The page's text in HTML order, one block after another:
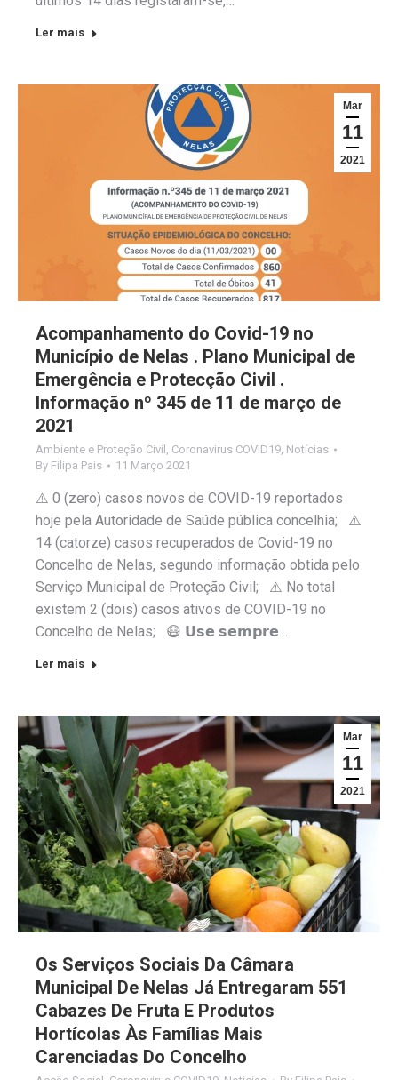
Ler mais
Mar
11
2021
Acompanhamento do Covid-19 no
Município de Nelas . Plano Municipal de
Emergência e Protecção Civil .
Informação nº 345 de 11 de março de
2021
Ambiente e Proteção Civil Coronavirus COVID19 Notícias
By Filipa Pais 11 Março 2021
⚠️ 0 (zero) casos novos de COVID-19 reportados
hoje pela Autoridade de Saúde pública concelhia; ⚠️
14 (catorze) casos recuperados de Covid-19 no
Concelho de Nelas, segundo informação obtida pelo
Serviço Municipal de Proteção Civil; ⚠️ No total
existem 2 (dois) casos ativos de COVID-19 no
Concelho de Nelas; 😷 𝗨𝘀𝗲 𝘀𝗲𝗺𝗽𝗿𝗲…
Ler mais
Mar
11
2021
Os Serviços Sociais Da Câmara
Municipal De Nelas Já Entregaram 551
Cabazes De Fruta E Produtos
Hortícolas Às Famílias Mais
Carenciadas Do Concelho